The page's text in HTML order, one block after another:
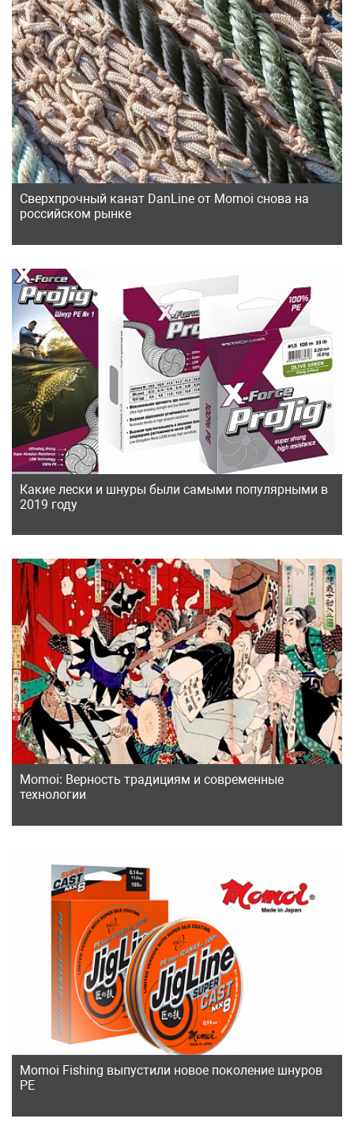
Сверхпрочный канат DanLine от Momoi снова на
российском рынке
Какие лески и шнуры были самыми популярными в
2019 году
Momoi: Верность традициям и современные
технологии
Momoi Fishing выпустили новое поколение шнуров
РЕ